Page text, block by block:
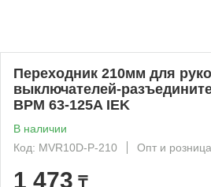
Переходник 210мм для
выключателей-
ВРМ 63-125A IEK
В наличии
Код: MVR10D-P-210
Опт и розница
1 473 ₸